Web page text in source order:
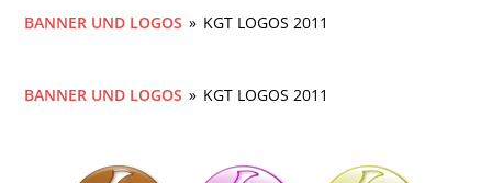
BANNER UND LOGOS » KGT LOGOS 2011
BANNER UND LOGOS » KGT LOGOS 2011